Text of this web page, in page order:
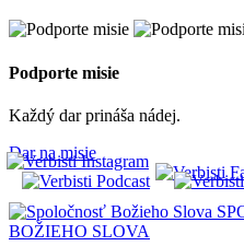
Podporte misie
Každý dar prináša nádej.
Dar na misie
BOŽIEHO SLOVA